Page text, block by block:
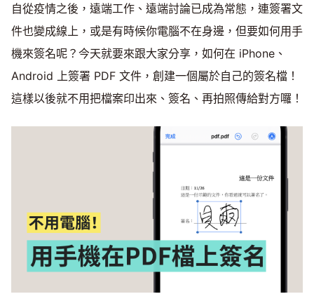
自從疫情之後，遠端工作、遠端討論已成為常態，連簽署文
件也變成線上，或是有時候你電腦不在身邊，但要如何用手
機來簽名呢？今天就要來跟大家分享，如何在 iPhone、
Android 上簽署 PDF 文件，創建一個屬於自己的簽名檔！
這樣以後就不用把檔案印出來、簽名、再拍照傳給對方囉！